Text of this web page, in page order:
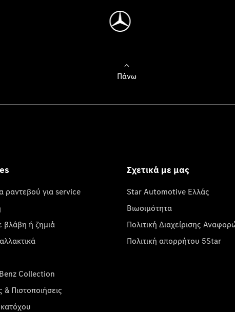
Πάνω
ραντεβού για service
βλάβη ή ζημιά
Collection
& Πιστοποιήσεις
κατόχου
Σχετικά με μας
Star Automotive Ελλάς
Βιωσιμότητα
Πολιτική Διαχείρισης
Πολιτική απορρήτου 5Star